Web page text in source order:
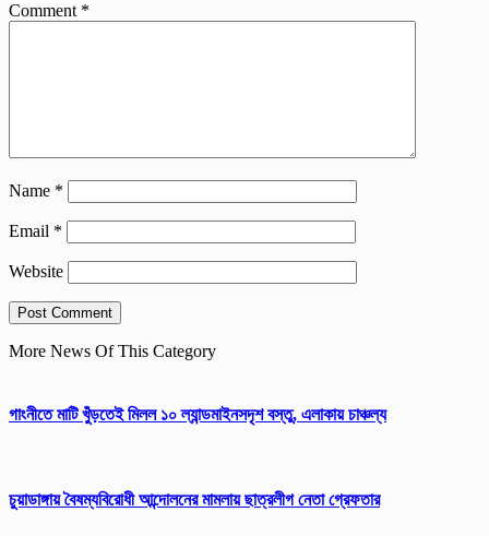
Comment *
Name *
Email *
Website
More News Of This Category
গাংনীতে মাটি খুঁড়তেই মিলল ১০ ল্যান্ডমাইনসদৃশ বস্তু, এলাকায় চাঞ্চল্য
চুয়াডাঙ্গায় বৈষম্যবিরোধী আন্দোলনের মামলায় ছাত্রলীগ নেতা গ্রেফতার